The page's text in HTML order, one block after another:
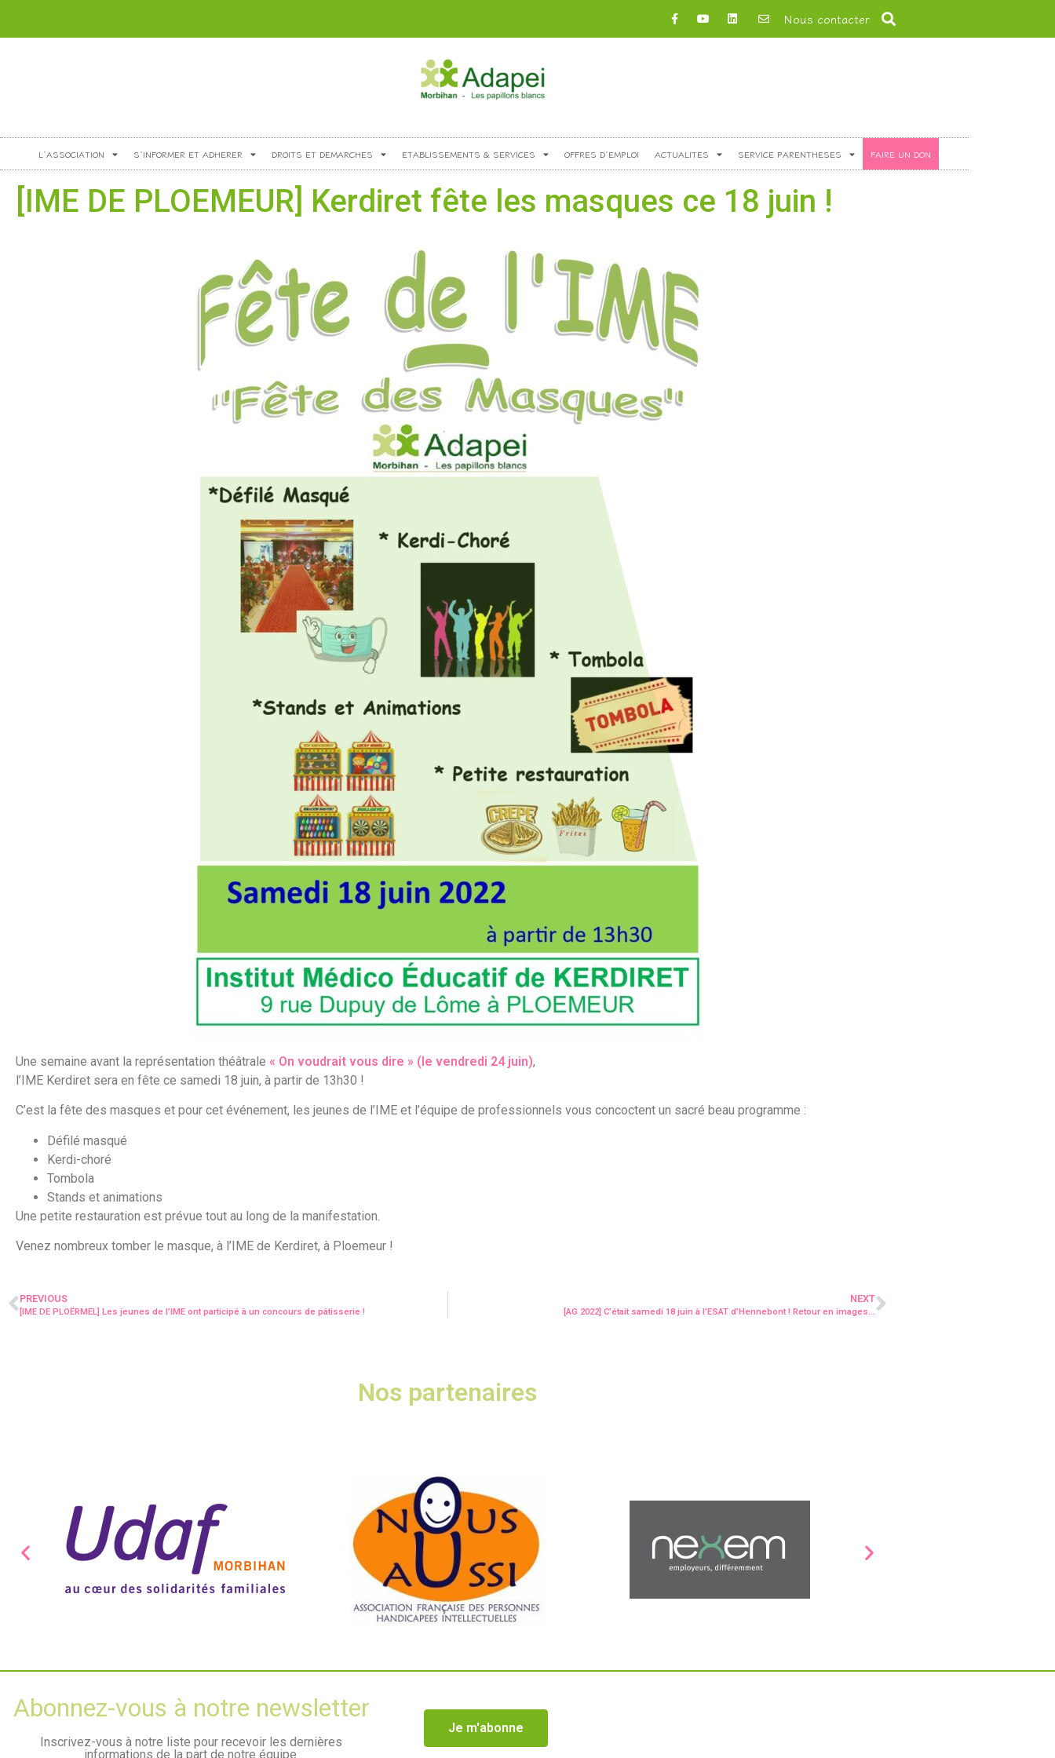
Nous contacter
L’ASSOCIATION S’INFORMER ET ADHERER DROITS ET DEMARCHES ETABLISSEMENTS & SERVICES OFFRES D’EMPLOI ACTUALITES SERVICE PARENTHESES FAIRE UN DON
[IME DE PLOEMEUR] Kerdiret fête les masques ce 18 juin !
Une semaine avant la représentation théâtrale « On voudrait vous dire » (le vendredi 24 juin),
l’IME Kerdiret sera en fête ce samedi 18 juin, à partir de 13h30 !
C’est la fête des masques et pour cet événement, les jeunes de l’IME et l’équipe de professionnels vous concoctent un sacré beau programme :
Défilé masqué
Kerdi-choré
Tombola
Stands et animations
Une petite restauration est prévue tout au long de la manifestation.
Venez nombreux tomber le masque, à l’IME de Kerdiret, à Ploemeur !
PREVIOUS
[IME DE PLOËRMEL] Les jeunes de l’IME ont participé à un concours de pâtisserie !
NEXT
[AG 2022] C’était samedi 18 juin à l’ESAT d’Hennebont ! Retour en images…
Nos partenaires
Abonnez-vous à notre newsletter
Inscrivez-vous à notre liste pour recevoir les dernières
informations de la part de notre équipe.
Je m'abonne